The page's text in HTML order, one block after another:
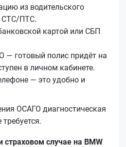
из водительского
СТС/ПТС.
картой или СБП
— готовый полис придёт на
в личном кабинете.
— это удобно и
ОСАГО диагностическая
страховом случае на BMW